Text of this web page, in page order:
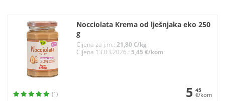
Nocciolata Krema od lješnjaka eko 250
g
Cijena za j.m.:21,80 €/kg
Cijena 13.03.2026.:5,45 €/kom
(1) 5 45
€/kom